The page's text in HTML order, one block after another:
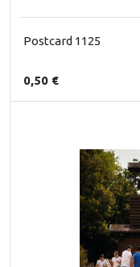
Postcard 1125
0,50 €